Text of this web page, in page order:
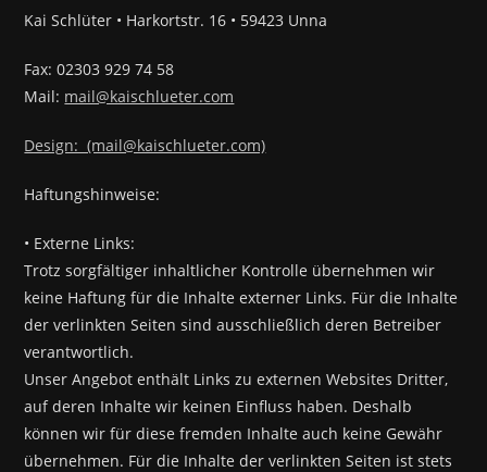
Kai Schlüter • Harkortstr. 16 • 59423 Unna
Fax: 02303 929 74 58
Mail: mail@kaischlueter.com
Design: (mail@kaischlueter.com)
Haftungshinweise:
• Externe Links:
Trotz sorgfältiger inhaltlicher Kontrolle übernehmen wir
keine Haftung für die Inhalte externer Links. Für die Inhalte
der verlinkten Seiten sind ausschließlich deren Betreiber
verantwortlich.
Unser Angebot enthält Links zu externen Websites Dritter,
auf deren Inhalte wir keinen Einfluss haben. Deshalb
können wir für diese fremden Inhalte auch keine Gewähr
übernehmen. Für die Inhalte der verlinkten Seiten ist stets